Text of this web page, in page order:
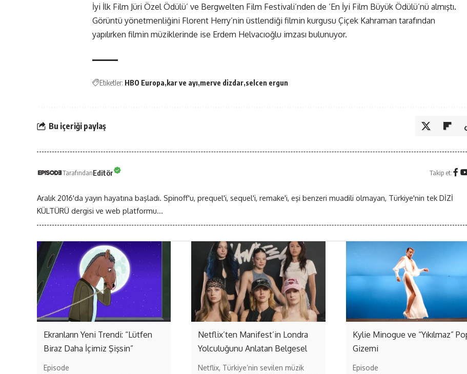
İyi İlk Film Jüri Özel Ödülü’ ve Bergwelten Film Festivali’nden de ‘En İyi Film Büyük Ödülü’nü almıştı.
Görüntü yönetmenliğini Florent Herry’nin üstlendiği filmin kurgusu Çiçek Kahraman tarafından
yapılırken filmin müziklerinde ise Erdem Helvacıoğlu imzası bulunuyor.
Etiketler: HBO Europa kar ve ayı merve dizdar selcen ergun
Bu içeriği paylaş
TarafındanEditör Takip et:
Aralık 2016'da yayın hayatına başladı. Spinoff'u, prequel'i, sequel'i, remake'i, eşi benzeri muadili olmayan, Türkiye'nin tek DİZİ
KÜLTÜRÜ dergisi ve web platformu...
Ekranların Yeni Trendi: “Lütfen
Biraz Daha İçimiz Şişsin”
Episode
Netflix’ten Manifest’in Londra
Yolculuğunu Anlatan Belgesel
Netflix, Türkiye’nin sevilen müzik
Kylie Minogue ve “Yıkılmaz”
Gizemi
Episode